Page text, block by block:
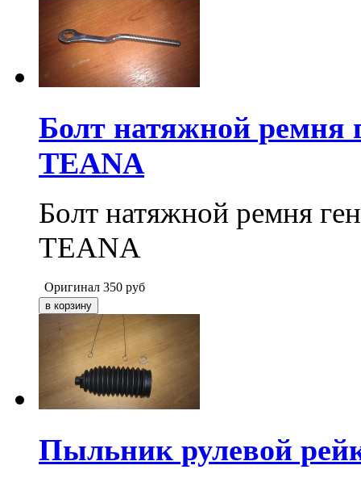
Болт натяжной ремня
TEANA
Болт натяжной ремня
TEANA
Оригинал 350 руб
Пыльник рулевой